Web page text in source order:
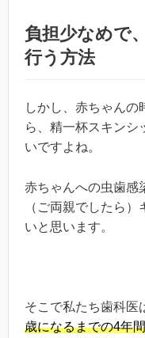
負担少なめで
行う方法
しかし、赤ちゃんの
ら、精一杯スキンシ
いですよね。
赤ちゃんへの虫歯感
（ご両親でしたら
いと思います。
そこで私たち歯科医
歳になるまでの4年